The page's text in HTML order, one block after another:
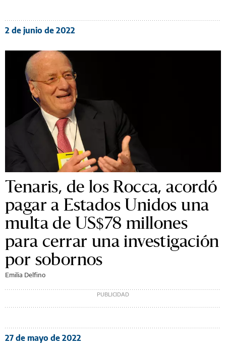
2 de junio de 2022
Tenaris, de los Rocca, acordó
pagar a Estados Unidos una
multa de US$78 millones
para cerrar una investigación
por sobornos
Emilia Delfino
27 de mayo de 2022